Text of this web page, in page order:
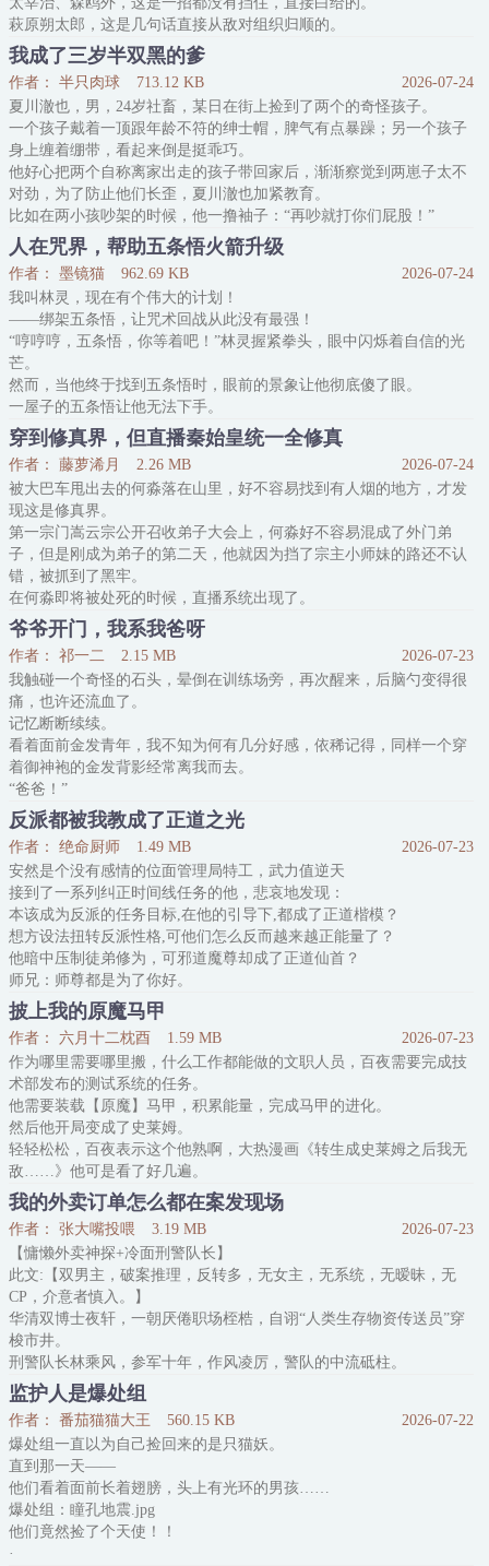
萩原朔太郎，这是几句话直接从敌对组织归顺的。
菊池宽、志贺直哉，加上两个人的组织全体，这是潜移默化，一有机
会就加入的。
武装侦探社，这是假敌对，真帮忙的。
费奥多尔，这是真敌对，但是初心是为了芥川好的。
于是
隐退的夏目老师：给我保护好文坛之光！
港口的森先生：发际
我成了三岁半双黑的爹
作者： 半只肉球 713.12 KB
2026-07-24
夏川澈也，男，24岁社畜，某日在街上捡到了两个的奇怪孩子。
一个孩子戴着一顶跟年龄不符的绅士帽，脾气有点暴躁；另一个孩子
身上缠着绷带，看起来倒是挺乖巧。
他好心把两个自称离家出走的孩子带回家后，渐渐察觉到两崽子太不
对劲，为了防止他们长歪，夏川澈也加紧教育。
比如在两小孩吵架的时候，他一撸袖子：“再吵就打你们屁股！”
身体因为意外缩水成三岁半的双黑：“……”你敢就试试看？
当晚，两个熊孩子滑溜溜的屁股上多出了一个浅浅的掌印，一人一
个，一左一右。
*
某港口Mafia干部及准干部一直以为他们的老
人在咒界，帮助五条悟火箭升级
作者： 墨镜猫 962.69 KB
2026-07-24
我叫林灵，现在有个伟大的计划！
——绑架五条悟，让咒术回战从此没有最强！
“哼哼哼，五条悟，你等着吧！”林灵握紧拳头，眼中闪烁着自信的光
芒。
然而，当他终于找到五条悟时，眼前的景象让他彻底傻了眼。
一屋子的五条悟让他无法下手。
绷带27五条悟在吃甜品，墨镜16悟五条悟在打游戏，家主服29悟在跟
八岁小悟在分糖果，甚至还有一个眼罩28悟在跟一岁小小小悟抢奶
嘴？？？？？？
喂喂？抢奶嘴是认真的吗？
林灵目瞪口呆，手里的计划书“啪嗒”一声掉在地上。
几个五条悟齐齐转过头来：“啊嘞，你要绑架我们哪一
穿到修真界，但直播秦始皇统一全修真
作者： 藤萝浠月 2.26 MB
2026-07-24
被大巴车甩出去的何淼落在山里，好不容易找到有人烟的地方，才发
现这是修真界。
第一宗门嵩云宗公开召收弟子大会上，何淼好不容易混成了外门弟
子，但是刚成为弟子的第二天，他就因为挡了宗主小师妹的路还不认
错，被抓到了黑牢。
在何淼即将被处死的时候，直播系统出现了。
现代网友刚开始只是觉得这个直播间风格很特殊，场景搭得比短剧还
真实，但经过仔细观看才发现，这竟然是真的。
网友们震惊，网友们轰动。
“啊啊啊啊，有人穿越了。”
“何淼又穿越了！”
网友们：为什么我们要说又？
国家部门第一时间启动，开启营救穿
爷爷开门，我系我爸呀
作者： 祁一二 2.15 MB
2026-07-23
我触碰一个奇怪的石头，晕倒在训练场旁，再次醒来，后脑勺变得很
痛，也许还流血了。
记忆断断续续。
看着面前金发青年，我不知为何有几分好感，依稀记得，同样一个穿
着御神袍的金发背影经常离我而去。
“爸爸！”
我想起来了，于是大喊，面前的人脸色僵硬了几分，害怕他再次丢下
我，猛地扑到对方怀里，他却一脸为难地看着旁边红发女子。
后来我记起。
哦，这是我爷爷。
救下爷爷和奶奶后，眨眼，又是一片森林。
此时正进行着中忍考试。
这一次，我没有认错人，奔向爸爸父亲的怀抱。
……这次又被父亲扔到一边了。
反派都被我教成了正道之光
作者： 绝命厨师 1.49 MB
2026-07-23
安然是个没有感情的位面管理局特工，武力值逆天
接到了一系列纠正时间线任务的他，悲哀地发现：
本该成为反派的任务目标,在他的引导下,都成了正道楷模？
想方设法扭转反派性格,可他们怎么反而越来越正能量了？
他暗中压制徒弟修为，可邪道魔尊却成了正道仙首？
师兄：师尊都是为了你好。
徒弟：弟子能有今天，全靠师尊细心栽培。
他设计加速王子黑化，可亡灵王子却成了帝国明君？
长公主：王兄都是为了磨砺你。
王子：我定不辜负父王的良苦用心！
他纵容团子毁天灭地，可灭世邪魔却成了救世帝君？
仙子：世尊教
披上我的原魔马甲
作者： 六月十二枕酉 1.59 MB
2026-07-23
作为哪里需要哪里搬，什么工作都能做的文职人员，百夜需要完成技
术部发布的测试系统的任务。
他需要装载【原魔】马甲，积累能量，完成马甲的进化。
然后他开局变成了史莱姆。
轻轻松松，百夜表示这个他熟啊，大热漫画《转生成史莱姆之后我无
敌……》他可是看了好几遍。
【马甲存活时间3min16s】
动漫果然都是骗人的。
百夜重生了，重生在作为史莱姆被踩死之后，这一次，他一定要夺回
自己的一切！
v他50聆听复仇计划！
重生归来的百夜看了眼自己柔弱的原魔马甲，又看了眼自己要面对的
阵容，六眼、剧本组、鬼杀队…
我的外卖订单怎么都在案发现场
作者： 张大嘴投喂 3.19 MB
2026-07-23
【慵懒外卖神探+冷面刑警队长】
此文:【双男主，破案推理，反转多，无女主，无系统，无暧昧，无
CP，介意者慎入。】
华清双博士夜轩，一朝厌倦职场桎梏，自诩“人类生存物资传送员”穿
梭市井。
刑警队长林乘风，参军十年，作风凌厉，警队的中流砥柱。
一场谋杀案让两人意外产生交集。
从职场精英变成外卖小哥，有着异于常人的洞察力，再意外成为警局
特邀刑侦顾问！
一份炸鸡订单，让蹲在楼道加餐的外卖员意外成为了第一嫌疑人！
当车灯照亮巷口那颗微笑的头颅，他踏入的不仅是案发现场，还是变
态杀人魔用鲜血绘制的艺术现场
监护人是爆处组
作者： 番茄猫猫大王 560.15 KB
2026-07-22
爆处组一直以为自己捡回来的是只猫妖。
直到那一天——
他们看着面前长着翅膀，头上有光环的男孩……
爆处组：瞳孔地震.jpg
他们竟然捡了个天使！！
·